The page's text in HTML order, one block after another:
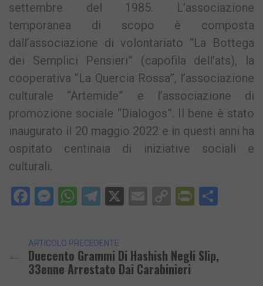
settembre del 1985. L’associazione
temporanea di scopo è composta
dall’associazione di volontariato “La Bottega
dei Semplici Pensieri” (capofila dell’ats), la
cooperativa “La Quercia Rossa”, l’associazione
culturale “Artemide” e l’associazione di
promozione sociale “Dialogos”. Il bene è stato
inaugurato il 20 maggio 2022 e in questi anni ha
ospitato centinaia di iniziative sociali e
culturali.
Facebook
Messenger
WhatsApp
Telegram
X EmailCopy
ARTICOLO PRECEDENTE
Duecento Grammi Di Hashish Negli Slip,
33enne Arrestato Dai Carabinieri